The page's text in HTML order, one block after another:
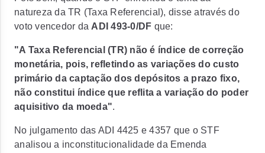
natureza da TR (Taxa Referencial), disse através do
voto vencedor da ADI 493-0/DF que:
"A Taxa Referencial (TR) não é índice de correção
monetária, pois, refletindo as variações do custo
primário da captação dos depósitos a prazo fixo,
não constitui índice que reflita a variação do poder
aquisitivo da moeda".
No julgamento das ADI 4425 e 4357 que o STF
analisou a inconstitucionalidade da Emenda